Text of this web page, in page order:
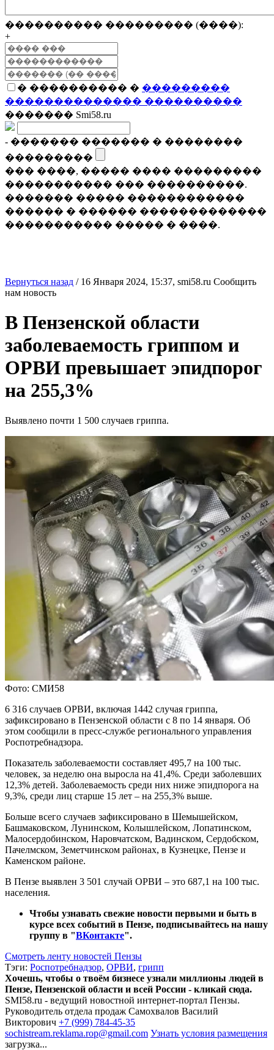
���������� ��������� (����):
+
� ���������� � ���������
�������������� ����������
������� Smi58.ru
- ������� ������� � ��������
���������
��� ����, ����� ���� ���������
����������� ��� ����������.
������� ����� ������������
������ � ������ �������������
����������� ����� � ����.
Вернуться назад / 16 Января 2024, 15:37, smi58.ru Сообщить
нам новость
В Пензенской области
заболеваемость гриппом и
ОРВИ превышает эпидпорог
на 255,3%
Выявлено почти 1 500 случаев гриппа.
Фото: СМИ58
6 316 случаев ОРВИ, включая 1442 случая гриппа,
зафиксировано в Пензенской области с 8 по 14 января. Об
этом сообщили в пресс-службе регионального управления
Роспотребнадзора.
Показатель заболеваемости составляет 495,7 на 100 тыс.
человек, за неделю она выросла на 41,4%. Среди заболевших
12,3% детей. Заболеваемость среди них ниже эпидпорога на
9,3%, среди лиц старше 15 лет – на 255,3% выше.
Больше всего случаев зафиксировано в Шемышейском,
Башмаковском, Лунинском, Колышлейском, Лопатинском,
Малосердобинском, Наровчатском, Вадинском, Сердобском,
Пачелмском, Земетчинском районах, в Кузнецке, Пензе и
Каменском районе.
В Пензе выявлен 3 501 случай ОРВИ – это 687,1 на 100 тыс.
населения.
Чтобы узнавать свежие новости первыми и быть в
курсе всех событий в Пензе, подписывайтесь на нашу
группу в "ВКонтакте".
Смотреть ленту новостей Пензы
Тэги: Роспотребнадзор, ОРВИ, грипп
Хочешь, чтобы о твоём бизнесе узнали миллионы людей в
Пензе, Пензенской области и всей России - кликай сюда.
SMI58.ru - ведущий новостной интернет-портал Пензы.
Руководитель отдела продаж Самохвалов Василий
Викторович +7 (999) 784-45-35
sochistream.reklama.rop@gmail.com Узнать условия размещения
загрузка...